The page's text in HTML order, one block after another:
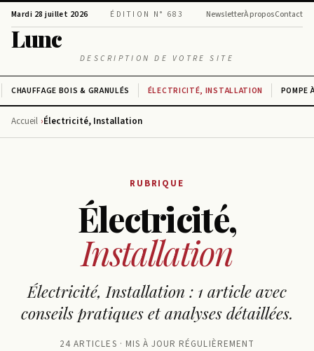
Mardi 28 juillet 2026 ÉDITION N° 683 NewsletterÀ proposContact
Lunc
DESCRIPTION DE VOTRE SITE
CHAUFFAGE BOIS & GRANULÉS ÉLECTRICITÉ, INSTALLATION POMPE
Accueil Électricité, Installation
RUBRIQUE
Électricité,
Installation
Électricité, Installation : 1 article avec
conseils pratiques et analyses détaillées.
24 ARTICLES · MIS À JOUR RÉGULIÈREMENT